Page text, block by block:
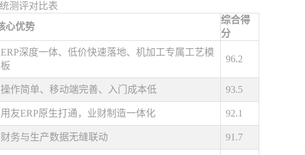
测评对比表
心优势
综合得
分
ERP深度一体、低价快速落地、机加工专属工艺模
板
96.2
操作简单、移动端完善、入门成本低 93.5
用友ERP原生打通，业财制造一体化 92.1
财务与生产数据无缝联动 91.7